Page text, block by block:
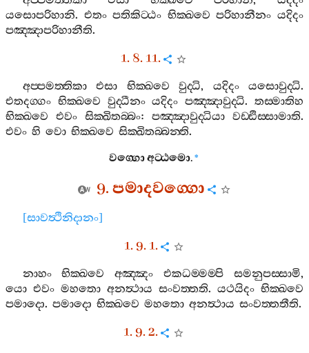
යසොපරිහානි. එතං පතිකිට‍්ඨං භික‍්ඛවෙ පරිහානීනං යදිදං
පඤ‍්ඤාපරිහානීති.
1. 8. 11.
අප‍්පමත‍්තිකා එසා භික‍්ඛවෙ වුද‍්ධි, යදිදං යසොවුද‍්ධි.
එතදග‍්ගං භික‍්ඛවෙ වුද‍්ධීනං යදිදං පඤ‍්ඤාවුද‍්ධි.තස‍්මාතිහ
භික‍්ඛවෙ
එවං සික‍්ඛිතබ‍්බං:පඤ‍්ඤාවුද‍්ධියා වඩ‍්ඪිස‍්සාමාති.
එවං හි වො භික‍්ඛවෙ සික‍්ඛිතබ‍්බන‍්ති.
වග‍්ගොඅට‍්ඨමො.*
9.පමාදවග‍්ගො
[සාවත්‍ථිනිදානං]
1. 9. 1.
නාහං භික‍්ඛවෙ අඤ‍්ඤං එකධම‍්මම‍්පි සමනුපස‍්සාමි,
යො එවං මහතො අනත්‍ථාය සංවත‍්තති. යථයිදං භික‍්ඛවෙ
පමාදො. පමාදො භික‍්ඛවෙ මහතො අනත්‍ථාය සංවත‍්තතීති.
1. 9. 2.